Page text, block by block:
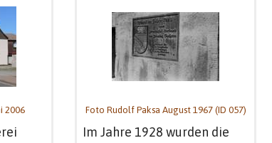
2006 Foto Rudolf Paksa August 1967 (ID 057)
Im Jahre 1928 wurden die